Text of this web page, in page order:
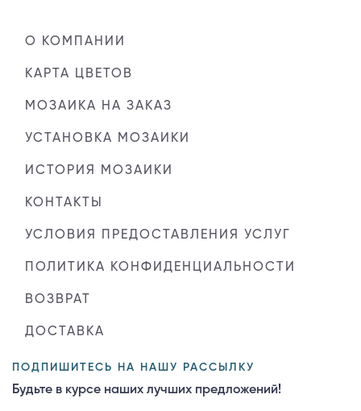
О КОМПАНИИ
КАРТА ЦВЕТОВ
МОЗАИКА НА ЗАКАЗ
УСТАНОВКА МОЗАИКИ
ИСТОРИЯ МОЗАИКИ
КОНТАКТЫ
УСЛОВИЯ ПРЕДОСТАВЛЕНИЯ УСЛУГ
ПОЛИТИКА КОНФИДЕНЦИАЛЬНОСТИ
ВОЗВРАТ
ДОСТАВКА
ПОДПИШИТЕСЬ НА НАШУ РАССЫЛКУ
Будьте в курсе наших лучших предложений!